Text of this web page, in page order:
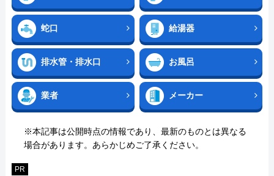
蛇口 給湯器
排水管・排水口 お風呂
業者 メーカー
※本記事は公開時点の情報であり、最新のものとは異なる
場合があります。あらかじめご了承ください。
PR